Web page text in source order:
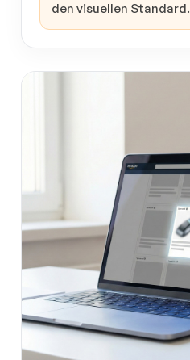
den visuellen Standard.